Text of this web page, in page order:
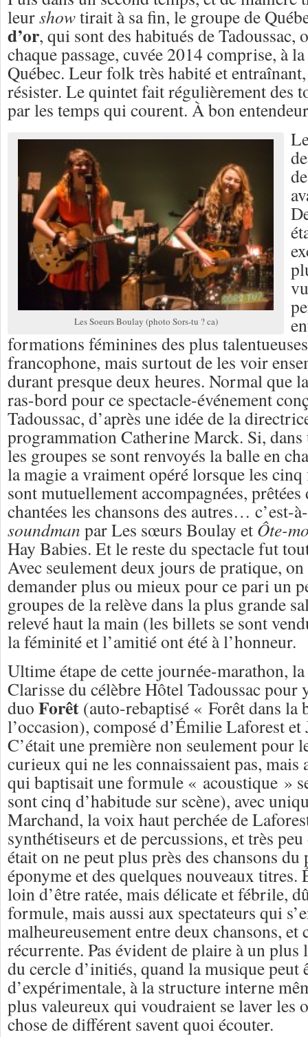
leurshowtirait à sa fin, le groupe de
d’or, qui sont des habitués de Tadoussac,
chaque passage, cuvée 2014 comprise, à
Québec. Leur folk très habité et
résister. Le quintet fait régulièrement des
par les temps qui courent. À bon
Les Soeurs Boulay (photo Sors-tu ? ca)
formations féminines des plus
francophone, mais surtout de les voir
durant presque deux heures. Normal que
ras-bord pour ce spectacle-événement
Tadoussac, d’après une idée de la
programmation Catherine Marck. Si,
les groupes se sont renvoyés la balle en
la magie a vraiment opéré lorsque les cinq
sont mutuellement accompagnées,
chantées les chansons des autres… c’est-
soundman par Les sœurs Boulay et Ôte-
Hay Babies. Et le reste du spectacle fut
Avec seulement deux jours de pratique,
demander plus ou mieux pour ce pari un
groupes de la relève dans la plus grande
relevé haut la main (les billets se sont
la féminité et l’amitié ont été à l’honneur.
Ultime étape de cette journée-marathon,
Clarisse du célèbre Hôtel Tadoussac pour
duo Forêt (auto-rebaptisé « Forêt dans la
l’occasion), composé d’Émilie Laforest et
C’était une première non seulement pour
curieux qui ne les connaissaient pas, mais
qui baptisait une formule « acoustique »
sont cinq d’habitude sur scène), avec
Marchand, la voix haut perchée de
synthétiseurs et de percussions, et très
était on ne peut plus près des chansons
éponyme et des quelques nouveaux titres.
loin d’être ratée, mais délicate et fébrile,
formule, mais aussi aux spectateurs qui
malheureusement entre deux chansons, et
récurrente. Pas évident de plaire à un
du cercle d’initiés, quand la musique peut
d’expérimentale, à la structure interne
plus valeureux qui voudraient se laver les
chose de différent savent quoi écouter.